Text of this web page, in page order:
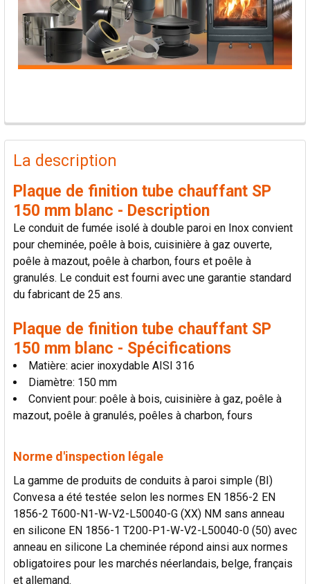
PRODUITS
FRÉQUEMMENT
ACHETÉS
TOUT
SÉLECTIONNER
AJOUTER
LA
SÉLECTION
AU PANIER
La description
Plaque de finition tube chauffant SP
150 mm blanc - Description
Le conduit de fumée isolé à double paroi en Inox convient
pour cheminée, poêle à bois, cuisinière à gaz ouverte,
poêle à mazout, poêle à charbon, fours et poêle à
granulés. Le conduit est fourni avec une garantie standard
du fabricant de 25 ans.
Plaque de finition tube chauffant SP
150 mm blanc - Spécifications
Matière: acier inoxydable AISI 316
Diamètre: 150 mm
Convient pour: poêle à bois, cuisinière à gaz, poêle à
mazout, poêle à granulés, poêles à charbon, fours
Norme d'inspection légale
La gamme de produits de conduits à paroi simple (BI)
Convesa a été testée selon les normes EN 1856-2 EN
1856-2 T600-N1-W-V2-L50040-G (XX) NM sans anneau
en silicone EN 1856-1 T200-P1-W-V2-L50040-0 (50) avec
anneau en silicone La cheminée répond ainsi aux normes
obligatoires pour les marchés néerlandais, belge, français
et allemand.